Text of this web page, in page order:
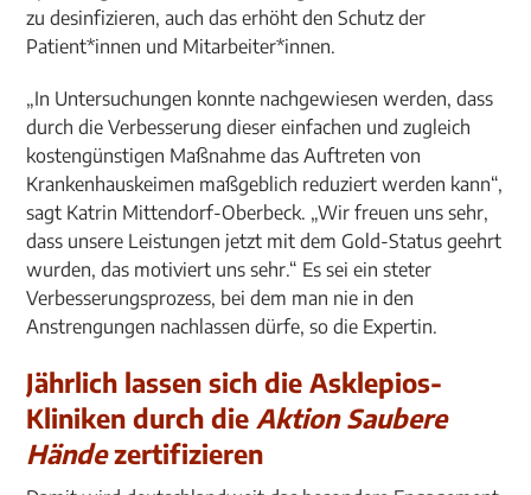
zu desinfizieren, auch das erhöht den Schutz der
Patient*innen und Mitarbeiter*innen.
„In Untersuchungen konnte nachgewiesen werden, dass
durch die Verbesserung dieser einfachen und zugleich
kostengünstigen Maßnahme das Auftreten von
Krankenhauskeimen maßgeblich reduziert werden kann“,
sagt Katrin Mittendorf-Oberbeck. „Wir freuen uns sehr,
dass unsere Leistungen jetzt mit dem Gold-Status geehrt
wurden, das motiviert uns sehr.“ Es sei ein steter
Verbesserungsprozess, bei dem man nie in den
Anstrengungen nachlassen dürfe, so die Expertin.
Jährlich lassen sich die Asklepios-
Kliniken durch die Aktion Saubere
Händezertifizieren